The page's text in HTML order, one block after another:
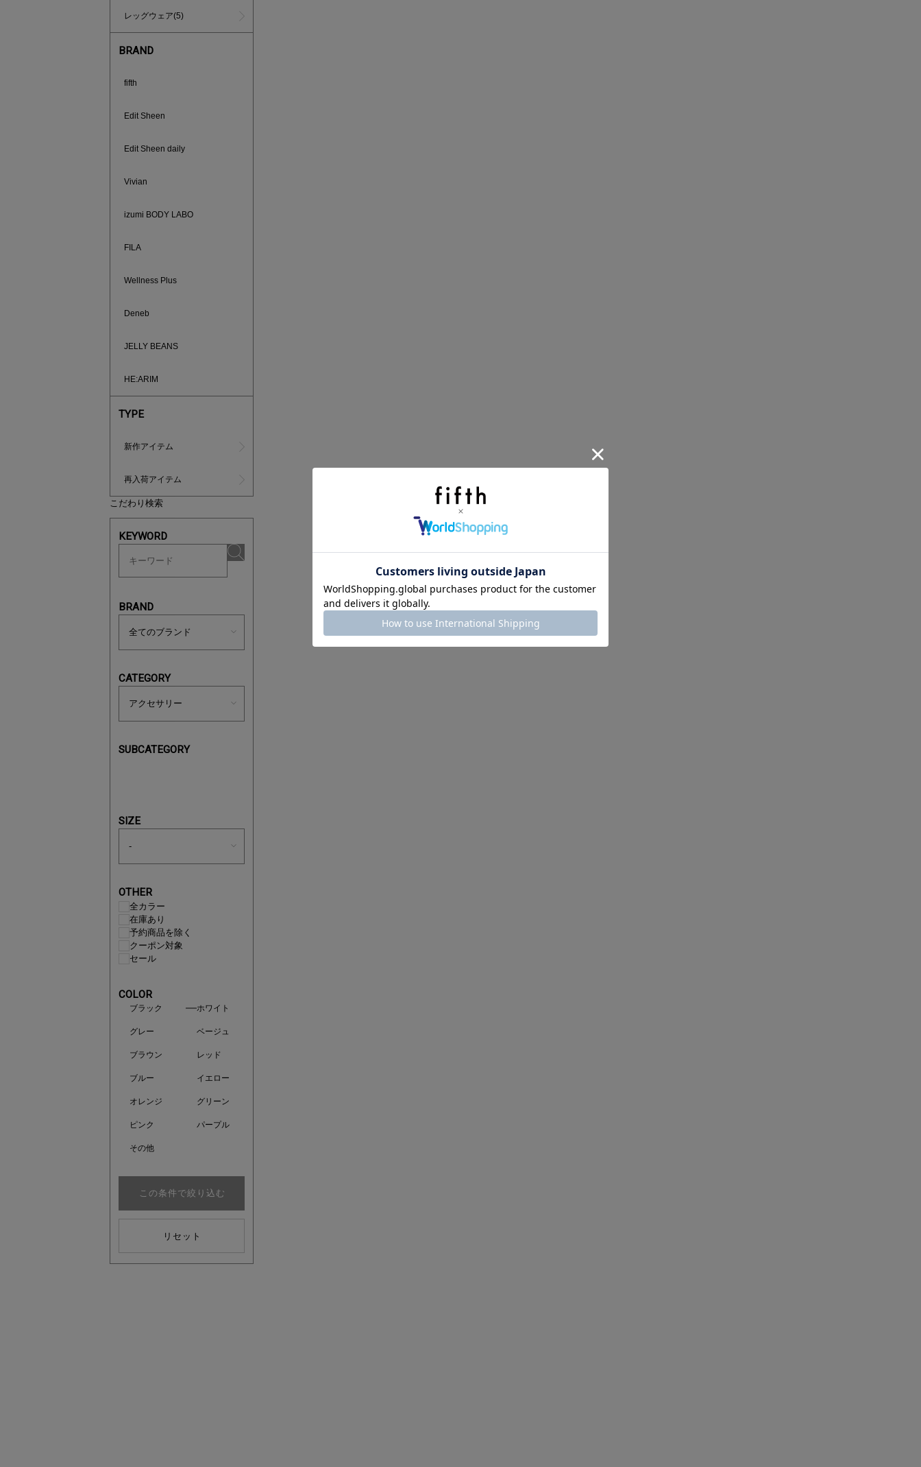
レッグウェア(5)
BRAND
fifth
Edit Sheen
Edit Sheen daily
Vivian
izumi BODY LABO
FILA
Wellness Plus
Deneb
JELLY BEANS
HE:ARIM
TYPE
新作アイテム
再入荷アイテム
こだわり検索
KEYWORD
BRAND
CATEGORY
SUBCATEGORY
SIZE
OTHER
全カラー
在庫あり
予約商品を除く
クーポン対象
セール
COLOR
ブラック ホワイト
グレー ベージュ
ブラウン レッド
ブルー イエロー
オレンジ グリーン
ピンク パープル
その他
この条件で絞り込む
リセット
サシェ（香り袋）を先着200名様にプレゼント！